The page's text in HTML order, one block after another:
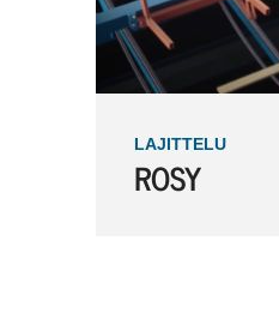
LAJITTELU
ROSY